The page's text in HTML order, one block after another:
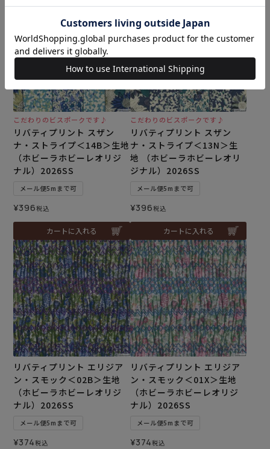
こだわりのビスポークです♪
リバティプリント スザン
ナ・ストライプ＜14B＞生地
（ホビーラホビーレオリジ
ナル）2026SS
メール便5mまで可
¥396税込
カートに入れる
こだわりのビスポークです♪
リバティプリント スザン
ナ・ストライプ＜13N＞生
地 （ホビーラホビーレオリ
ジナル）2026SS
メール便5mまで可
¥396税込
カートに入れる
リバティプリント エリジア
ン・スモック＜02B＞生地
（ホビーラホビーレオリジ
ナル）2026SS
メール便5mまで可
¥374税込
リバティプリント エリジア
ン・スモック＜01X＞生地
（ホビーラホビーレオリジ
ナル）2026SS
メール便5mまで可
¥374税込